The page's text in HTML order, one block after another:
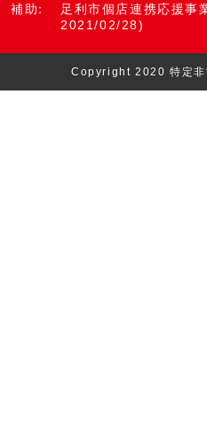
補助
足利市個店連携応援
2021/02/28)
Copyright 2020 特定非